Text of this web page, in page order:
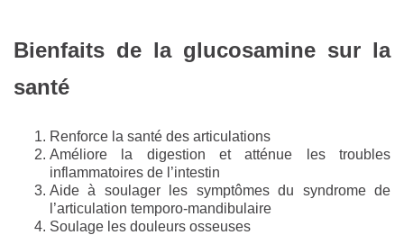
Bienfaits de la glucosamine sur la
santé
Renforce la santé des articulations
Améliore la digestion et atténue les troubles
inflammatoires de l’intestin
Aide à soulager les symptômes du syndrome de
l’articulation temporo-mandibulaire
Soulage les douleurs osseuses